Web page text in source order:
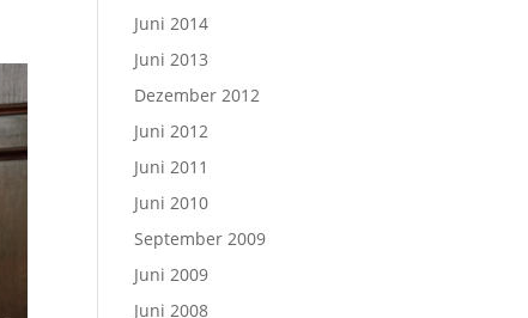
Juni 2014
Juni 2013
Dezember 2012
Juni 2012
Juni 2011
Juni 2010
September 2009
Juni 2009
Juni 2008